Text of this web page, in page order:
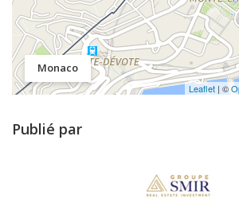
Monaco
Leaflet | ©
Publié par